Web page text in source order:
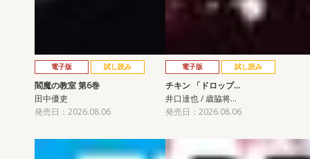
電子版 試し読み
閻魔の教室 第6巻
田中優吏
発売日：2026.08.06
電子版 試し読み
チキン 「ドロップ…
井口達也 / 歳脇将…
発売日：2026.08.06